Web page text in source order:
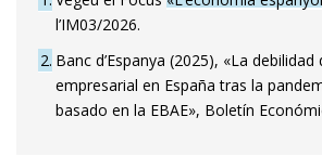
l’IM03/2026.
2 Banc d’Espanya (2025), «La
empresarial en España tras la
basado en la EBAE», Boletín